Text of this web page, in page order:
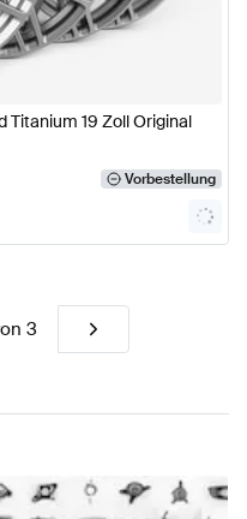
Titanium 19 Zoll Original
Vorbestellung
3